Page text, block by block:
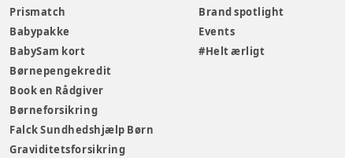
Prismatch
Babypakke
BabySam kort
Børnepengekredit
Book en Rådgiver
Børneforsikring
Falck Sundhedshjælp Børn
Graviditetsforsikring
Brand spotlight
Events
#Helt ærligt